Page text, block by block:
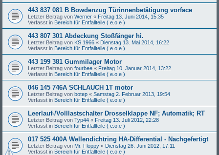
443 837 081 B Bowdenzug Türinnenbetätigung vorface
Letzter Beitrag von Werner « Freitag 13. Juni 2014, 15:35
Verfasst in Bereich für Entfallteile ( e.o.e )
443 807 301 Abdeckung Stoßfänger hi.
Letzter Beitrag von KS 1966 « Dienstag 13. Mai 2014, 16:22
Verfasst in Bereich für Entfallteile ( e.o.e )
443 199 381 Gummilager Motor
Letzter Beitrag von fourbee « Freitag 10. Januar 2014, 13:22
Verfasst in Bereich für Entfallteile ( e.o.e )
046 145 746A SCHLAUCH 1T motor
Letzter Beitrag von botep « Samstag 2. Februar 2013, 19:54
Verfasst in Bereich für Entfallteile ( e.o.e )
Leerlauf-/Volllastschalter Drosselklappe NF; Automatik; RT
Letzter Beitrag von Typ44 « Freitag 13. Juli 2012, 22:28
Verfasst in Bereich für Entfallteile ( e.o.e )
017 525 400A Wellendichtring HA-Differential - Nachgefertigt
Letzter Beitrag von Mr. Floppy « Dienstag 26. Juni 2012, 17:11
Verfasst in Bereich für Entfallteile ( e.o.e )